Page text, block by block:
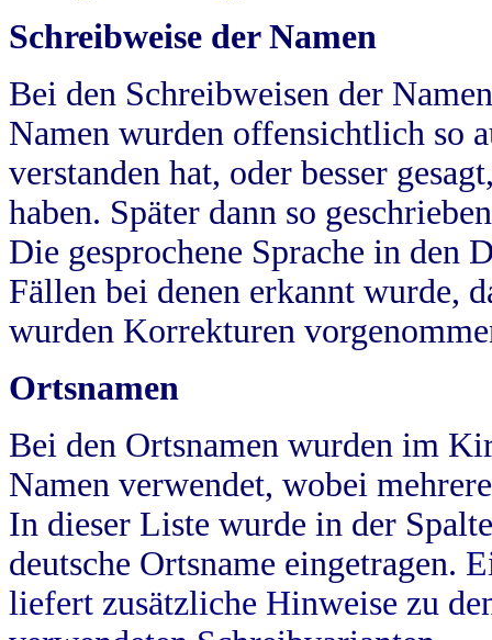
Schreibweise der Namen
Bei den Schreibweisen der
Namen wurden offensichtlich so
verstanden hat, oder besser
haben. Später dann so
Die gesprochene Sprache in
Fällen bei denen erkannt wurde,
wurden Korrekturen
Ortsnamen
Bei den Ortsnamen wurden im
Namen verwendet, wobei
In dieser Liste wurde in der
deutsche Ortsname eingetragen.
liefert zusätzliche Hinweise zu